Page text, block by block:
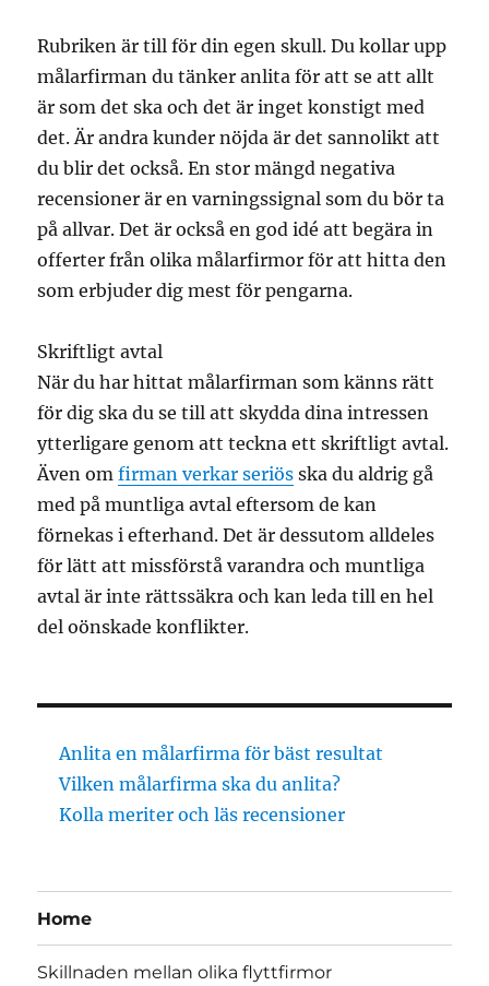
Rubriken är till för din egen skull. Du kollar upp
målarfirman du tänker anlita för att se att allt
är som det ska och det är inget konstigt med
det. Är andra kunder nöjda är det sannolikt att
du blir det också. En stor mängd negativa
recensioner är en varningssignal som du bör ta
på allvar. Det är också en god idé att begära in
offerter från olika målarfirmor för att hitta den
som erbjuder dig mest för pengarna.
Skriftligt avtal
När du har hittat målarfirman som känns rätt
för dig ska du se till att skydda dina intressen
ytterligare genom att teckna ett skriftligt avtal.
Även omfirman verkar seriös ska du aldrig gå
med på muntliga avtal eftersom de kan
förnekas i efterhand. Det är dessutom alldeles
för lätt att missförstå varandra och muntliga
avtal är inte rättssäkra och kan leda till en hel
del oönskade konflikter.
Anlita en målarfirma för bäst resultat
Vilken målarfirma ska du anlita?
Kolla meriter och läs recensioner
Home
Skillnaden mellan olika flyttfirmor